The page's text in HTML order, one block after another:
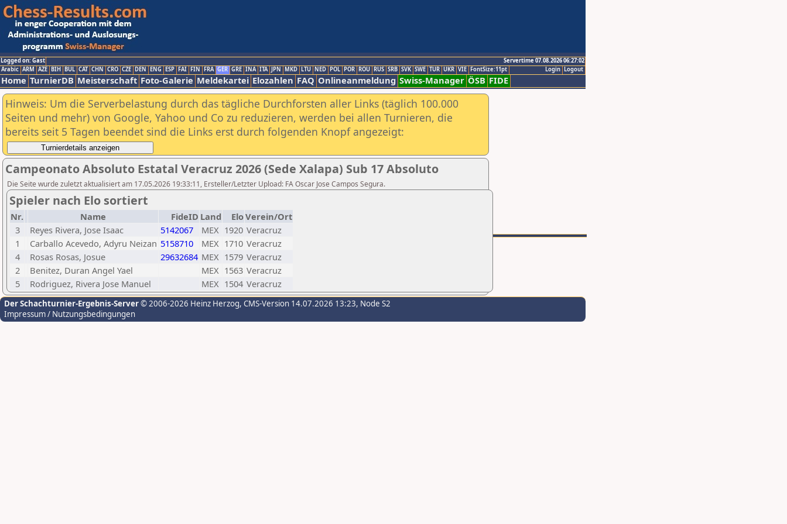
Logged on: Gast
Servertime 07.08.2026 06:27:02
Logout
Login
Arabic ARM AZE BIH BUL CAT CHN CRO CZE DEN ENG ESP FAI FIN FRA GER GRE INA ITA JPN MKD LTU NED POL POR ROU RUS SRB SVK SWE TUR UKR VIE FontSize:11pt
Home TurnierDB Meisterschaft Foto-Galerie Meldekartei Elozahlen FAQ Onlineanmeldung Swiss-Manager ÖSB FIDE
Hinweis: Um die Serverbelastung durch das tägliche Durchforsten aller Links (täglich 100.000
Seiten und mehr) von Google, Yahoo und Co zu reduzieren, werden bei allen Turnieren, die
bereits seit 5 Tagen beendet sind die Links erst durch folgenden Knopf angezeigt:
Campeonato Absoluto Estatal Veracruz 2026 (Sede Xalapa) Sub 17 Absoluto
Die Seite wurde zuletzt aktualisiert am 17.05.2026 19:33:11, Ersteller/Letzter Upload: FA Oscar Jose Campos Segura.
Spieler nach Elo sortiert
Nr. Name FideID Land EloVerein/Ort
3
Reyes Rivera, Jose Isaac 5142067 MEX 1920 Veracruz
1
Carballo Acevedo, Adyru Neizan 5158710 MEX 1710 Veracruz
4
Rosas Rosas, Josue 29632684 MEX 1579 Veracruz
2
Benitez, Duran Angel Yael MEX 1563 Veracruz
5
Rodriguez, Rivera Jose Manuel MEX 1504 Veracruz
Der Schachturnier-Ergebnis-Server© 2006-2026 Heinz Herzog, CMS-Version 14.07.2026 13:23, Node S2
Impressum / Nutzungsbedingungen